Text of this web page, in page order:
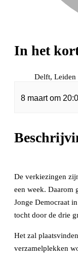
In het
Delft, Leiden
8 maartom
De verkiezingen
een week. Daarom
Jonge Democraat
tocht door de drie
Het zal
verzamelplekken